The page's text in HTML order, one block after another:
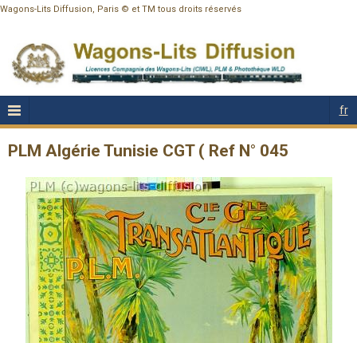
Wagons-Lits Diffusion, Paris © et TM tous droits réservés
fr
PLM Algérie Tunisie CGT ( Ref N° 045